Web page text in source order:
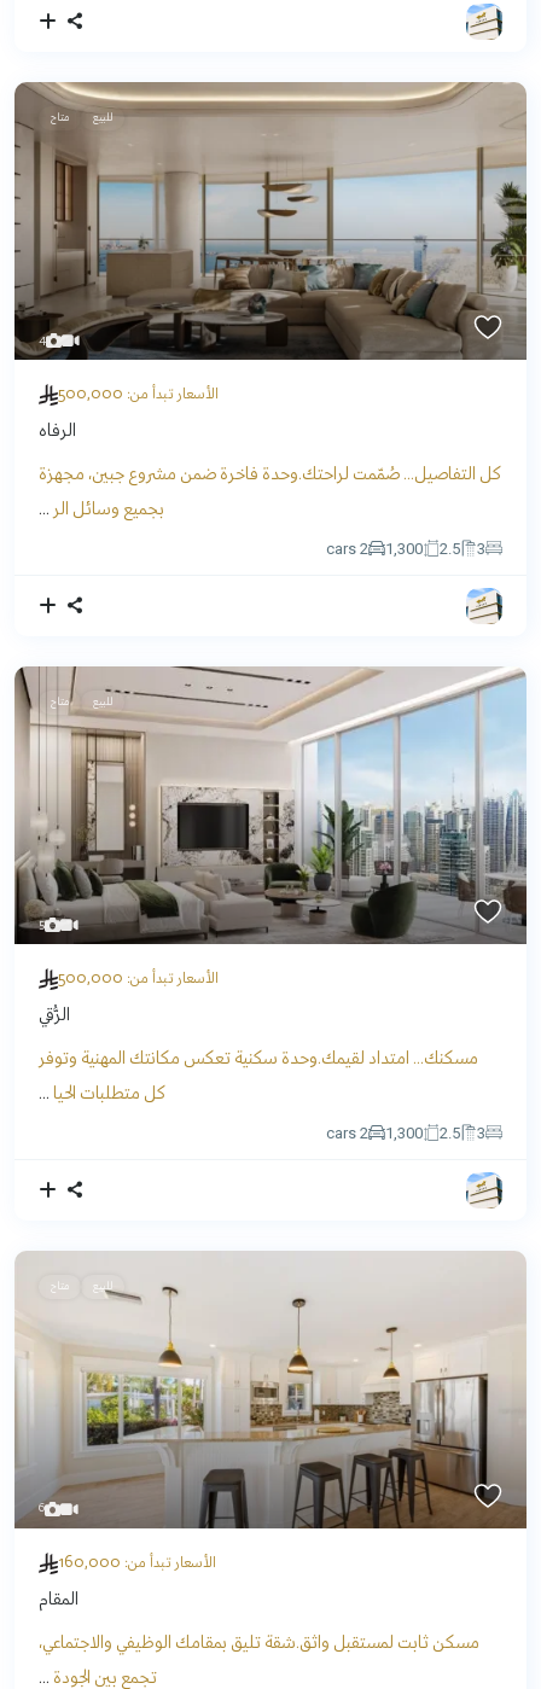
4
للبيع متاح
الأسعار تبدأ من:
الرفاه
كل التفاصيل… صُمّمت لراحتك.وحدة فاخرة ضمن مشروع جبين، مجهزة
بجميع وسائل الر ...
3
2.5
1,300
2 cars
5
للبيع متاح
الأسعار تبدأ من:
الرُّقي
مسكنك... امتداد لقيمك.وحدة سكنية تعكس مكانتك المهنية وتوفر
كل متطلبات الحيا ...
3
2.5
1,300
2 cars
6
للبيع متاح
الأسعار تبدأ من:
المقام
مسكن ثابت لمستقبل واثق.شقة تليق بمقامك الوظيفي والاجتماعي،
تجمع بين الجودة ...